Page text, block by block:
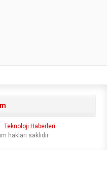
Teknoloji Haberleri
hakları saklıdır